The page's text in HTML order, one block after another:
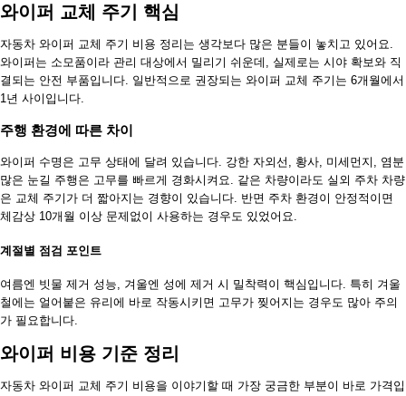
와이퍼 교체 주기 핵심
자동차 와이퍼 교체 주기 비용 정리는 생각보다 많은 분들이 놓치고 있어요.
와이퍼는 소모품이라 관리 대상에서 밀리기 쉬운데, 실제로는 시야 확보와 직
결되는 안전 부품입니다. 일반적으로 권장되는 와이퍼 교체 주기는 6개월에서
1년 사이입니다.
주행 환경에 따른 차이
와이퍼 수명은 고무 상태에 달려 있습니다. 강한 자외선, 황사, 미세먼지, 염분
많은 눈길 주행은 고무를 빠르게 경화시켜요. 같은 차량이라도 실외 주차 차량
은 교체 주기가 더 짧아지는 경향이 있습니다. 반면 주차 환경이 안정적이면
체감상 10개월 이상 문제없이 사용하는 경우도 있었어요.
계절별 점검 포인트
여름엔 빗물 제거 성능, 겨울엔 성에 제거 시 밀착력이 핵심입니다. 특히 겨울
철에는 얼어붙은 유리에 바로 작동시키면 고무가 찢어지는 경우도 많아 주의
가 필요합니다.
와이퍼 비용 기준 정리
자동차 와이퍼 교체 주기 비용을 이야기할 때 가장 궁금한 부분이 바로 가격입